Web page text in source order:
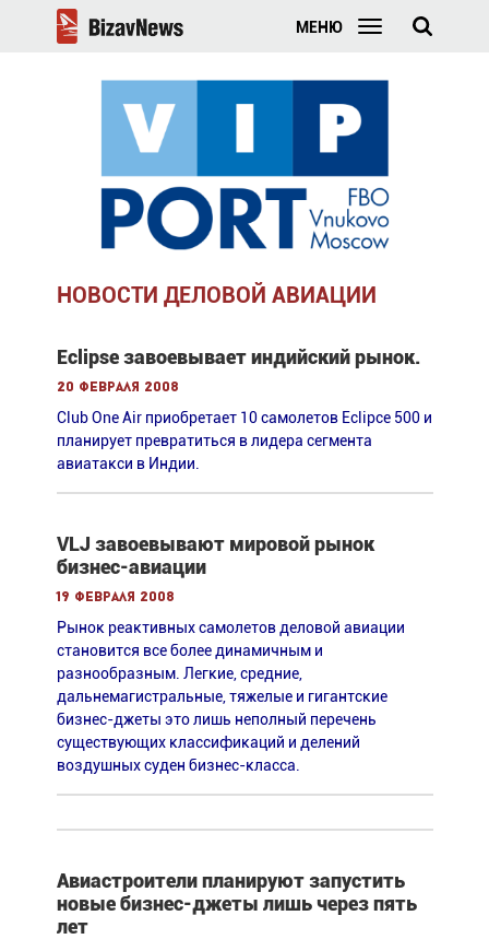
МЕНЮ
НОВОСТИ ДЕЛОВОЙ АВИАЦИИ
Eclipse завоевывает индийский рынок.
20 февраля 2008
Club One Air приобретает 10 самолетов Eclipce 500 и
планирует превратиться в лидера сегмента
авиатакси в Индии.
VLJ завоевывают мировой рынок
бизнес-авиации
19 февраля 2008
Рынок реактивных самолетов деловой авиации
становится все более динамичным и
разнообразным. Легкие, средние,
дальнемагистральные, тяжелые и гигантские
бизнес-джеты это лишь неполный перечень
существующих классификаций и делений
воздушных суден бизнес-класса.
Авиастроители планируют запустить
новые бизнес-джеты лишь через пять
лет